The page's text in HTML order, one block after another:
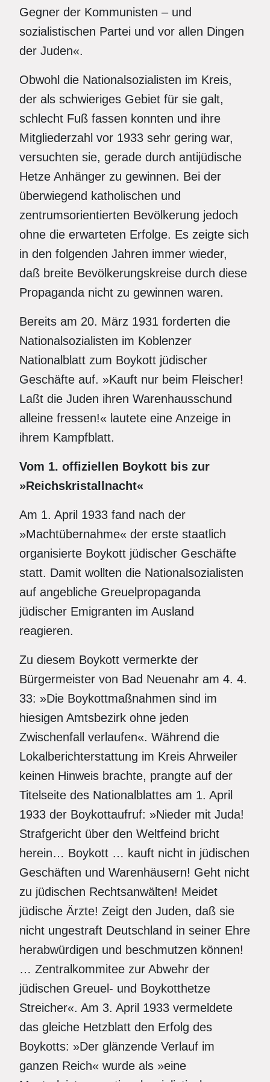
Gegner der Kommunisten – und
sozialistischen Partei und vor allen Dingen
der Juden«.
Obwohl die Nationalsozialisten im Kreis,
der als schwieriges Gebiet für sie galt,
schlecht Fuß fassen konnten und ihre
Mitgliederzahl vor 1933 sehr gering war,
versuchten sie, gerade durch antijüdische
Hetze Anhänger zu gewinnen. Bei der
überwiegend katholischen und
zentrumsorientierten Bevölkerung jedoch
ohne die erwarteten Erfolge. Es zeigte sich
in den folgenden Jahren immer wieder,
daß breite Bevölkerungskreise durch diese
Propaganda nicht zu gewinnen waren.
Bereits am 20. März 1931 forderten die
Nationalsozialisten im Koblenzer
Nationalblatt zum Boykott jüdischer
Geschäfte auf. »Kauft nur beim Fleischer!
Laßt die Juden ihren Warenhausschund
alleine fressen!« lautete eine Anzeige in
ihrem Kampfblatt.
Vom 1. offiziellen Boykott bis zur
»Reichskristallnacht«
Am 1. April 1933 fand nach der
»Machtübernahme« der erste staatlich
organisierte Boykott jüdischer Geschäfte
statt. Damit wollten die Nationalsozialisten
auf angebliche Greuelpropaganda
jüdischer Emigranten im Ausland
reagieren.
Zu diesem Boykott vermerkte der
Bürgermeister von Bad Neuenahr am 4. 4.
33: »Die Boykottmaßnahmen sind im
hiesigen Amtsbezirk ohne jeden
Zwischenfall verlaufen«. Während die
Lokalberichterstattung im Kreis Ahrweiler
keinen Hinweis brachte, prangte auf der
Titelseite des Nationalblattes am 1. April
1933 der Boykottaufruf: »Nieder mit Juda!
Strafgericht über den Weltfeind bricht
herein… Boykott … kauft nicht in jüdischen
Geschäften und Warenhäusern! Geht nicht
zu jüdischen Rechtsanwälten! Meidet
jüdische Ärzte! Zeigt den Juden, daß sie
nicht ungestraft Deutschland in seiner Ehre
herabwürdigen und beschmutzen können!
… Zentralkommitee zur Abwehr der
jüdischen Greuel- und Boykotthetze
Streicher«. Am 3. April 1933 vermeldete
das gleiche Hetzblatt den Erfolg des
Boykotts: »Der glänzende Verlauf im
ganzen Reich« wurde als »eine